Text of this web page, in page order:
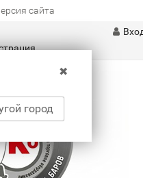
сайта
✖
город